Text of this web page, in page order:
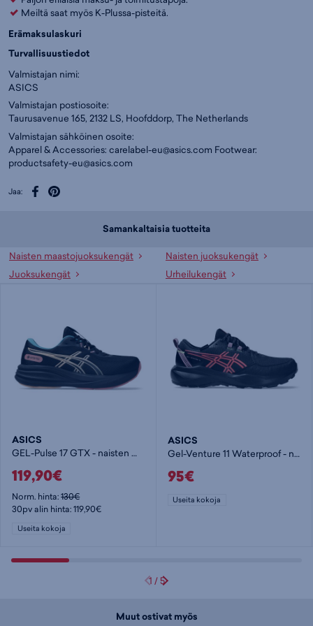
Meiltä saat myös K-Plussa-pisteitä.
Erämaksulaskuri
Turvallisuustiedot
Valmistajan nimi:
ASICS
Valmistajan postiosoite:
Taurusavenue 165, 2132 LS, Hoofddorp, The Netherlands
Valmistajan sähköinen osoite:
Apparel & Accessories: carelabel-eu@asics.com Footwear:
productsafety-eu@asics.com
Jaa:
Samankaltaisia tuotteita
Naisten maastojuoksukengät
Naisten juoksukengät
Juoksukengät
Urheilukengät
ASICS
GEL-Pulse 17 GTX - naisten maastojuoksukengät
119,90€
Norm. hinta:130€
30pv alin hinta: 119,90€
Useita kokoja
ASICS
Gel-Venture 11 Waterproof - naisten maastojuoksukengät
95€
Useita kokoja
1 /5
Muut ostivat myös